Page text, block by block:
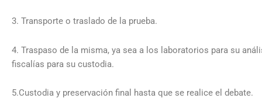
3. Transporte o traslado de la prueba.
4. Traspaso de la misma, ya sea a los laboratorios para su
fiscalías para su custodia.
5.Custodia y preservación final hasta que se realice el debate.